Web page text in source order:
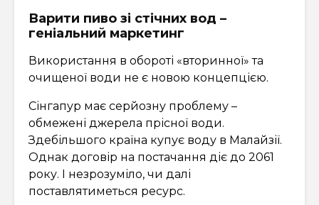
Варити пиво зі стічних вод –
геніальний маркетинг
Використання в обороті «вторинної» та
очищеної води не є новою концепцією.
Сінгапур має серйозну проблему –
обмежені джерела прісної води.
Здебільшого країна купує воду в Малайзії.
Однак договір на постачання діє до 2061
року. І незрозуміло, чи далі
поставлятиметься ресурс.